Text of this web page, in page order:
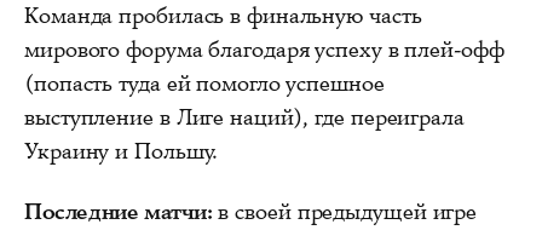
Команда пробилась в финальную часть
мирового форума благодаря успеху в плей-офф
(попасть туда ей помогло успешное
выступление в Лиге наций), где переиграла
Украину и Польшу.
Последние матчи: в своей предыдущей игре